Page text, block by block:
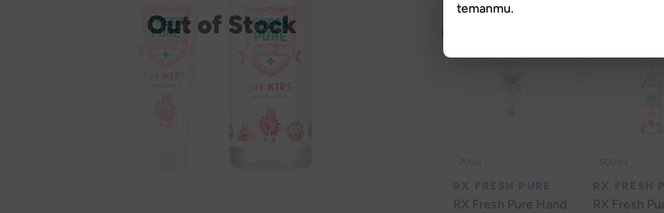
Out of Stock
RX Fresh Pure Hand
RX Fresh
temanmu.